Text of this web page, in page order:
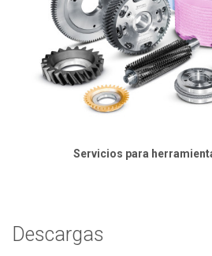
Servicios para
Descargas